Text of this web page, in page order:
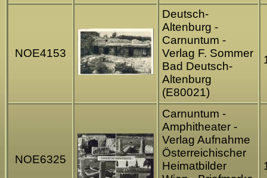
NOE4153
Deutsch-
Altenburg -
Carnuntum -
Verlag F. Sommer
Bad Deutsch-
Altenburg
(E80021)
NOE6325
Carnuntum -
Amphitheater -
Verlag Aufnahme
Österreichischer
Heimatbilder